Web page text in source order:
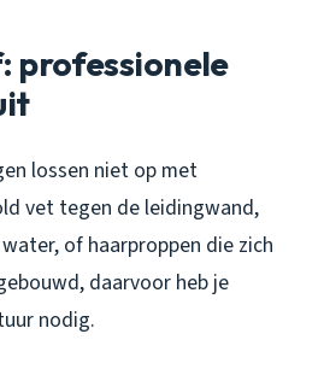
professionele
lossen niet op met
vet tegen de leidingwand,
of haarproppen die zich
daarvoor heb je
nodig.